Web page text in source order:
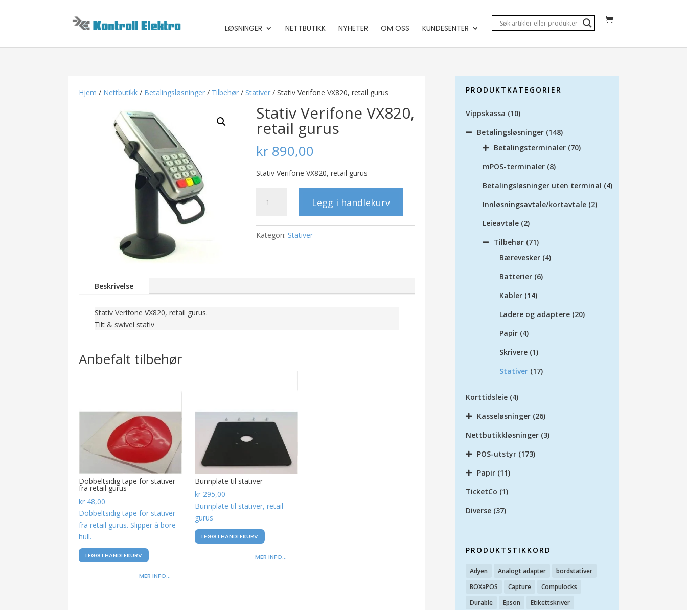
LØSNINGER NETTBUTIKK NYHETER OM OSS KUNDESENTER
Hjem / Nettbutikk / Betalingsløsninger / Tilbehør / Stativer / Stativ Verifone VX820, retail gurus
Stativ Verifone VX820,
retail gurus
kr 890,00
Stativ Verifone VX820, retail gurus
Verifone
retail
gurus
Legg i handlekurv
Kategori: Stativer
Beskrivelse
Stativ Verifone VX820, retail gurus.
Tilt & swivel stativ
Anbefalt tilbehør
Dobbeltsidig tape for stativer
fra retail gurus
kr 48,00
Dobbeltsidig tape for stativer
fra retail gurus. Slipper å bore
hull.
LEGG I HANDLEKURV
MER INFO...
Bunnplate til stativer
kr 295,00
Bunnplate til stativer, retail
gurus
LEGG I HANDLEKURV
MER INFO...
PRODUKTKATEGORIER
Vippskassa (10)
Betalingsløsninger (148)
Betalingsterminaler (70)
mPOS-terminaler (8)
Betalingsløsninger uten terminal (4)
Innløsningsavtale/kortavtale (2)
Leieavtale (2)
Tilbehør (71)
Bærevesker (4)
Batterier (6)
Kabler (14)
Ladere og adaptere (20)
Papir (4)
Skrivere (1)
Stativer (17)
Korttidsleie (4)
Kasseløsninger (26)
Nettbutikkløsninger (3)
POS-utstyr (173)
Papir (11)
TicketCo (1)
Diverse (37)
PRODUKTSTIKKORD
Adyen Analogt adapter
bordstativer
BOXaPOS
Capture
Compulocks
Durable
Epson
Etikettskriver